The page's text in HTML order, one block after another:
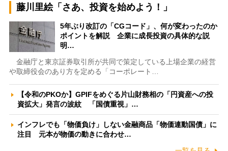
藤川里絵「さあ、投資を始めよう！」
5年ぶり改訂の「CGコード」、何が変わったのか
ポイントを解説 企業に成長投資の具体的な説
明…
金融庁と東京証券取引所が共同で策定している上場企業の経営
や取締役会のあり方を定める「コーポレート…
【令和のPKOか】GPIFをめぐる片山財務相の「円資産への投
資拡大」発言の波紋 「国債重視」…
インフレでも「物価負け」しない金融商品「物価連動国債」に
注目 元本が物価の動きに合わせ…